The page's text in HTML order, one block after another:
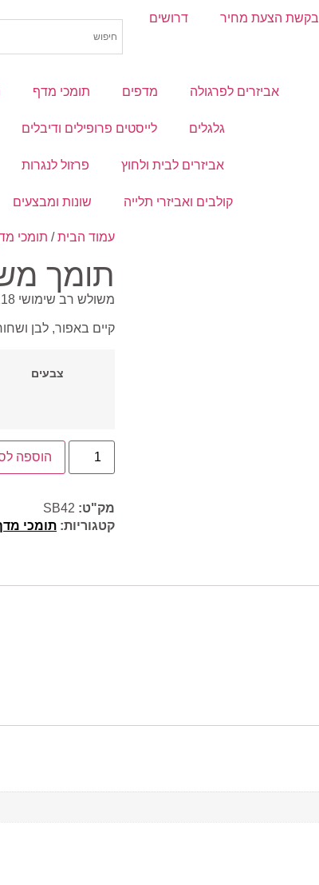
בקשת הצעת מחיר דרושים
אביזרים לפרגולה מדפים תומכי מדף
גלגלים לייסטים פרופילים ודיבלים
אביזרים לבית ולחוץ פרזול לנגרות
קולבים ואביזרי תלייה שונות ומבצעים
עמוד הבית/ תומכי
תומך
משולש רב שימושי 18X18 ס"מ
קיים באפור, לבן
צבעים
הוספה
מק"ט: SB42
קטגוריות: תומכי